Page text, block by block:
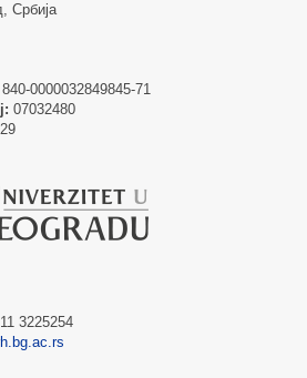
Србија
840-0000032849845-71
07032480
3225254